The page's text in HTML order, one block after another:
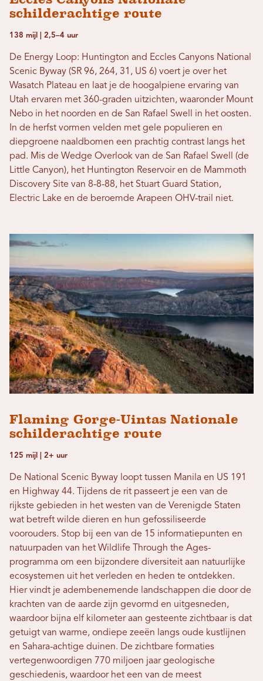
schilderachtige route
138 mijl | 2,5–4 uur
De Energy Loop: Huntington and Eccles Canyons National
Scenic Byway (SR 96, 264, 31, US 6) voert je over het
Wasatch Plateau en laat je de hoogalpiene ervaring van
Utah ervaren met 360-graden uitzichten, waaronder Mount
Nebo in het noorden en de San Rafael Swell in het oosten.
In de herfst vormen velden met gele populieren en
diepgroene naaldbomen een prachtig contrast langs het
pad. Mis de Wedge Overlook van de San Rafael Swell (de
Little Canyon), het Huntington Reservoir en de Mammoth
Discovery Site van 8-8-88, het Stuart Guard Station,
Electric Lake en de beroemde Arapeen OHV-trail niet.
Flaming Gorge-Uintas Nationale
schilderachtige route
125 mijl | 2+ uur
De National Scenic Byway loopt tussen Manila en US 191
en Highway 44. Tijdens de rit passeert je een van de
rijkste gebieden in het westen van de Verenigde Staten
wat betreft wilde dieren en hun gefossiliseerde
voorouders. Stop bij een van de 15 informatiepunten en
natuurpaden van het Wildlife Through the Ages-
programma om een ​​bijzondere diversiteit aan natuurlijke
ecosystemen uit het verleden en heden te ontdekken.
Hier vindt je adembenemende landschappen die door de
krachten van de aarde zijn gevormd en uitgesneden,
waardoor bijna elf kilometer aan gesteente zichtbaar is dat
getuigt van warme, ondiepe zeeën langs oude kustlijnen
en Sahara-achtige duinen. De zichtbare formaties
vertegenwoordigen 770 miljoen jaar geologische
geschiedenis, waardoor het een van de meest